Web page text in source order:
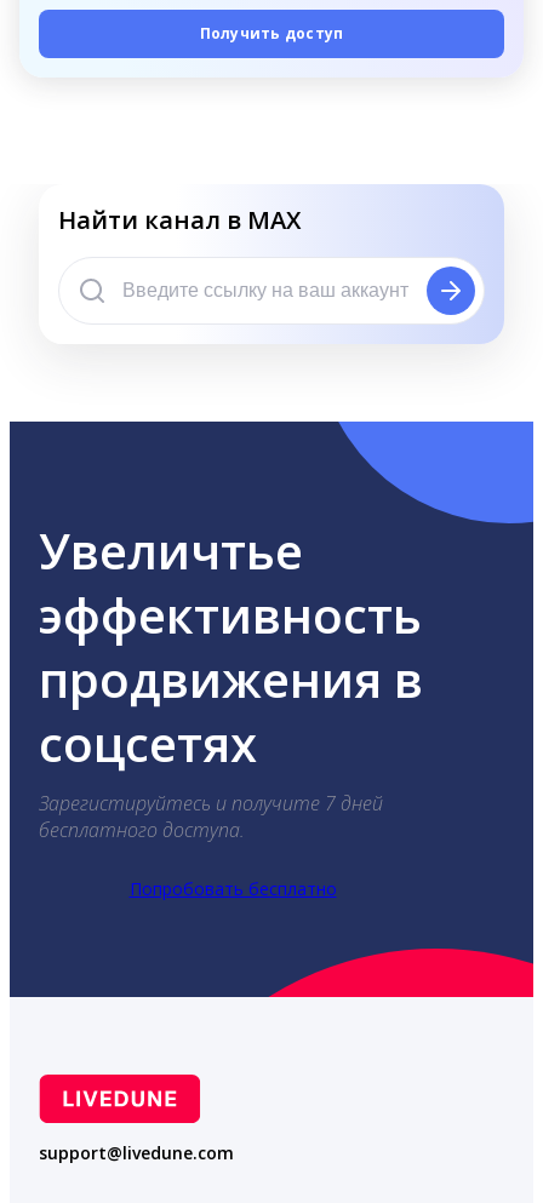
Получить доступ
Найти канал в MAX
Увеличтье
эффективность
продвижения в
соцсетях
Зарегистируйтесь и получите 7 дней
бесплатного доступа.
Попробовать бесплатно
support@livedune.com